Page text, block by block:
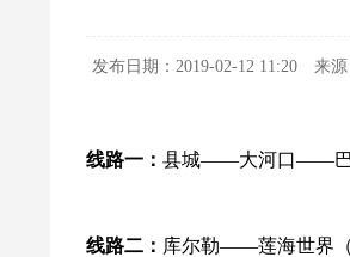
发布日期：2019-02-12 11:20 来源
线路一： 县城——大河口——巴
线路二： 库尔勒——莲海世界